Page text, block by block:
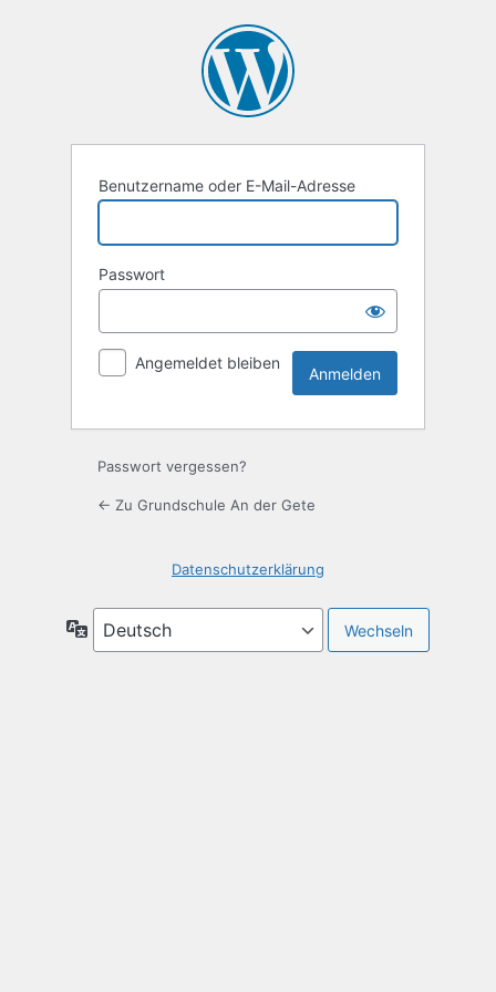
Benutzername oder E-Mail-Adresse
Passwort
Angemeldet bleiben
Passwort vergessen?
← Zu Grundschule An der Gete
Datenschutzerklärung
Sprache